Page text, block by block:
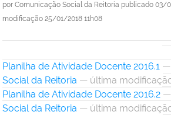
por Comunicação Social da Reitoria publicado 03/
modificação 25/01/2018 11h08
Planilha de Atividade Docente 2016.1 —
Social da Reitoria — última
Planilha de Atividade Docente 2016.2 —
Social da Reitoria — última